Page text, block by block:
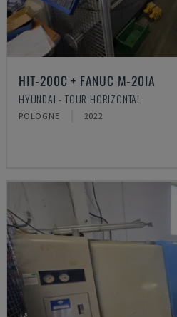
HIT-200C + FANUC M-20IA
HYUNDAI - TOUR HORIZONTAL
POLOGNE 2022